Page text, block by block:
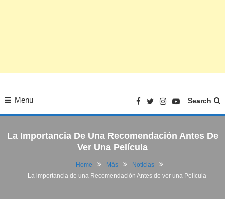
Menu Search
La Importancia De Una Recomendación Antes De
Ver Una Película
Home Más
Noticias
La importancia de una Recomendación Antes de ver una Película
Noticias